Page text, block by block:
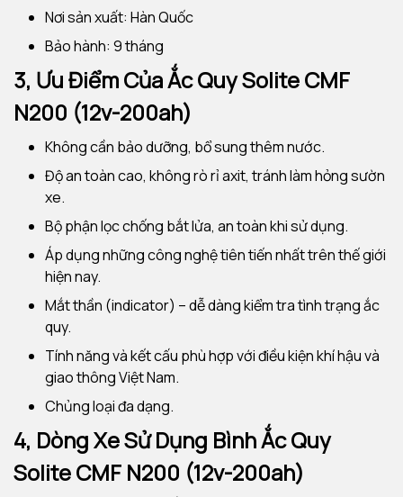
Nơi sản xuất: Hàn Quốc
Bảo hành: 9 tháng
3, Ưu Điểm CủaẮc QuySolite CMF
N200 (12v-200ah)
Không cần bảo dưỡng, bổ sung thêm nước.
Độ an toàn cao, không rò rỉ axit, tránh làm hỏng sườn
xe.
Bộ phận lọc chống bắt lửa, an toàn khi sử dụng.
Áp dụng những công nghệ tiên tiến nhất trên thế giới
hiện nay.
Mắt thần (indicator) – dễ dàng kiểm tra tình trạng ắc
quy.
Tính năng và kết cấu phù hợp với điều kiện khí hậu và
giao thông Việt Nam.
Chủng loại đa dạng.
4, Dòng Xe Sử Dụng Bình Ắc Quy
Solite CMF N200 (12v-200ah)